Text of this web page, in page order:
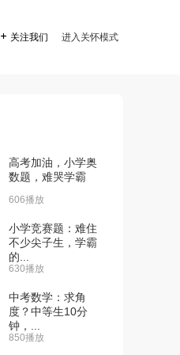
 关注我们 进入关怀模式
高考加油，小学奥
数题，难哭学霸
606播放
小学竞赛题：难住
不少尖子生，学霸
的...
630播放
中考数学：求角
度？中等生10分
钟，...
850播放